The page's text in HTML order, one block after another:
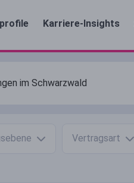
Karriere-Insights
Vertragsart